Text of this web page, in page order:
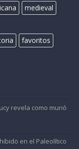
medieval
favoritos
revela como murió
en el Paleolítico